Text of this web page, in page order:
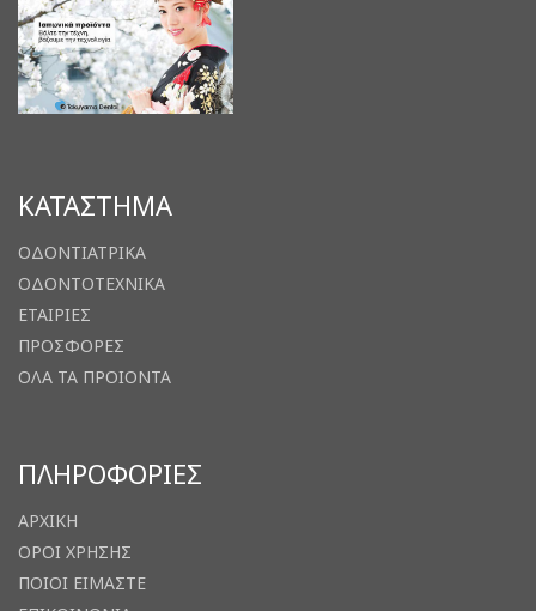
ΚΑΤΑΣΤΗΜΑ
ΟΔΟΝΤΙΑΤΡΙΚΑ
ΟΔΟΝΤΟΤΕΧΝΙΚΑ
ΕΤΑΙΡΙΕΣ
ΠΡΟΣΦΟΡΕΣ
ΟΛΑ ΤΑ ΠΡΟΙΟΝΤΑ
ΠΛΗΡΟΦΟΡΙΕΣ
ΑΡΧΙΚΗ
ΟΡΟΙ ΧΡΗΣΗΣ
ΠΟΙΟΙ ΕΙΜΑΣΤΕ